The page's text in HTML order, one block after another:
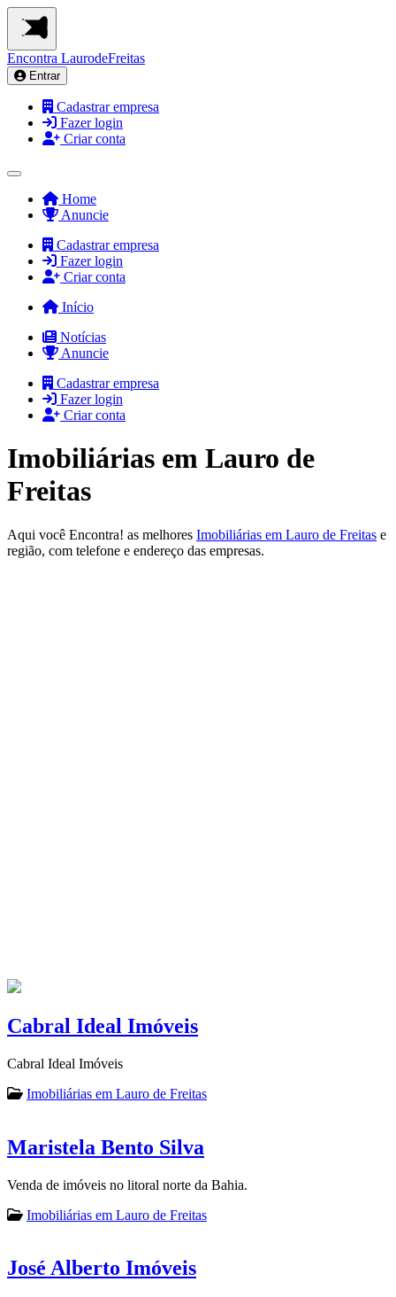
Encontra LaurodeFreitas
Entrar
Cadastrar empresa
Fazer login
Criar conta
Home
Anuncie
Cadastrar empresa
Fazer login
Criar conta
Início
Notícias
Anuncie
Cadastrar empresa
Fazer login
Criar conta
Imobiliárias em Lauro de
Freitas
Aqui você Encontra! as melhores Imobiliárias em Lauro de Freitas e
região, com telefone e endereço das empresas.
Cabral Ideal Imóveis
Cabral Ideal Imóveis
Imobiliárias em Lauro de Freitas
Maristela Bento Silva
Venda de imóveis no litoral norte da Bahia.
Imobiliárias em Lauro de Freitas
José Alberto Imóveis